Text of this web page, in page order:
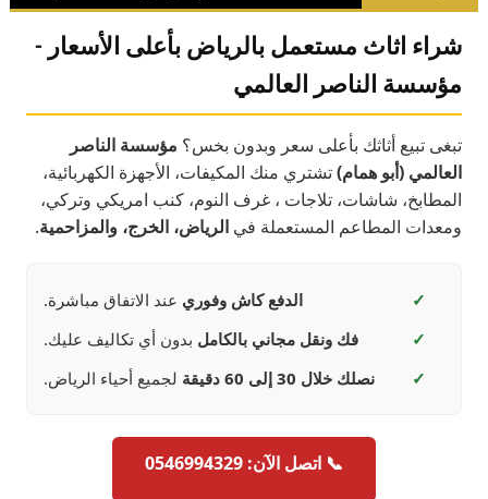
شراء اثاث مستعمل بالرياض بأعلى الأسعار -
مؤسسة الناصر العالمي
تبغى تبيع أثاثك بأعلى سعر وبدون بخس؟ مؤسسة الناصر
العالمي (أبو همام)تشتري منك المكيفات، الأجهزة الكهربائية،
المطابخ، شاشات، تلاجات ، غرف النوم، كنب امريكي وتركي،
ومعدات المطاعم المستعملة في الرياض، الخرج، والمزاحمية.
✓ الدفع كاش وفوري عند الاتفاق مباشرة.
✓
فك ونقل مجاني بالكامل بدون أي تكاليف عليك.
✓
نصلك خلال 30 إلى 60 دقيقة لجميع أحياء الرياض.
📞 اتصل الآن: 0546994329